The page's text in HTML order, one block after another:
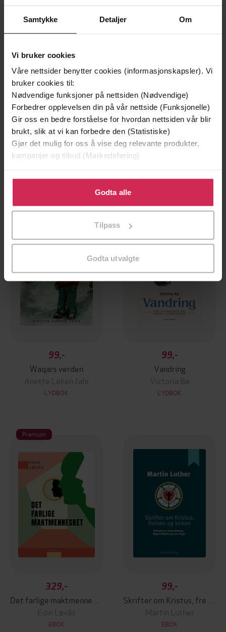
Samtykke Detaljer Om
Vi bruker cookies
Våre nettsider benytter cookies (informasjonskapsler). Vi
bruker cookies til:
Nødvendige funksjoner på nettsiden (Nødvendige)
Forbedrer opplevelsen din på vår nettside (Funksjonelle)
Gir oss en bedre forståelse for hvordan nettsiden vår blir
brukt, slik at vi kan forbedre den (Statistiske)
Gjør det mulig for oss å vise deg relevante produkter,
kampanjer og tilbud (Markedsføring)
Klikk på «Godta alle» for å gi oss ditt samtykke til å
bruke cookies for alle disse formålene. Du kan også
tilpasse ditt samtykke til spesifikke formål ved å klikke
Godta alle
Tilpass
Godta utvalgte
349,-
Logg av
Erin Loechner
LYDBOK
99,-
Kristusbrikker
Vidar Mæland Bakke
99,-
Waqars verden
Anette Løken Jahr
LYDBOK
99,-
Vandring
Victoria Bø
LYDBOK
Premium
329,-
Edin Løvås
EBOK
99,-
Martin Luther
EBOK